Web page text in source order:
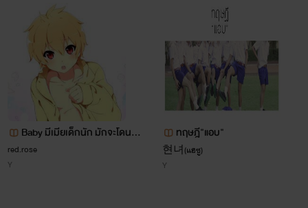
Baby มีเมียเด็กนัก มักจะโดนอ้อ
น NC18+ (3P)
red.rose
Y
ทฤษฎี"แอบ"
현녀(แฮซู)
Y